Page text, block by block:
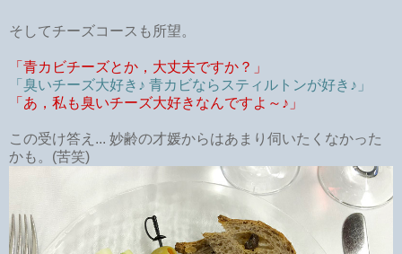
そしてチーズコースも所望。
「青カビチーズとか，大丈夫ですか？」
「臭いチーズ大好き♪ 青カビならスティルトンが好き♪」
「あ，私も臭いチーズ大好きなんですよ～♪」
この受け答え... 妙齢の才媛からはあまり伺いたくなかった
かも。(苦笑)